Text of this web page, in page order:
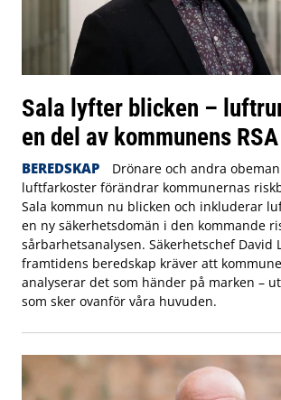
Sala lyfter blicken –
en del av kommunens RSA
BEREDSKAP
Drönare och andra
luftfarkoster förändrar kommunernas
Sala kommun nu blicken och inkluderar
en ny säkerhetsdomän i den kommande
sårbarhetsanalysen. Säkerhetschef David
framtidens beredskap kräver att
analyserar det som händer på marken –
som sker ovanför våra huvuden.